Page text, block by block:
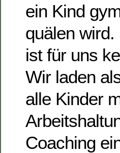
ein Kind
quälen
ist für uns
Wir laden
alle Kinder
Coaching